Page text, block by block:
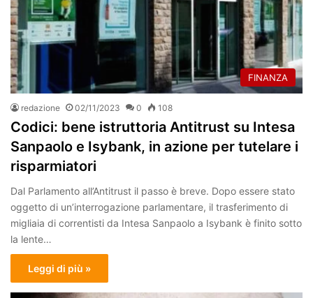
FINANZA
redazione 02/11/2023 0 108
Codici: bene istruttoria Antitrust su Intesa
Sanpaolo e Isybank, in azione per tutelare i
risparmiatori
Dal Parlamento all’Antitrust il passo è breve. Dopo essere stato
oggetto di un’interrogazione parlamentare, il trasferimento di
migliaia di correntisti da Intesa Sanpaolo a Isybank è finito sotto
la lente…
Leggi di più »